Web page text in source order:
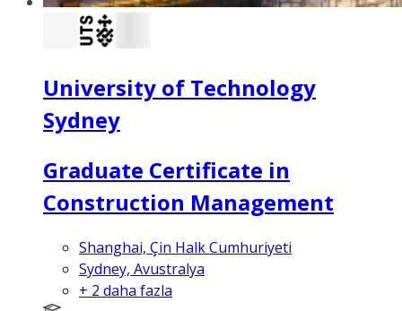
University of Technology
Sydney
Graduate Certificate in
Construction Management
Shanghai, Çin Halk Cumhuriyeti
Sydney, Avustralya
+ 2 daha fazla